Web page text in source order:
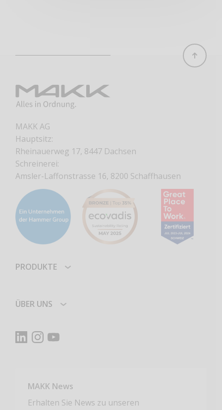
MAKK AG
Hauptsitz:
Rheinauerweg 17, 8447 Dachsen
Schreinerei:
Amsler-Laffonstrasse 16, 8200 Schaffhausen
PRODUKTE
ÜBER UNS
MAKK News
Erhalten Sie News zu unseren